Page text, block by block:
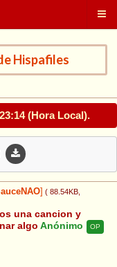
Hispafiles
(Hora Local).
( 88.54KB
una cancion y
algo Anónimo OP